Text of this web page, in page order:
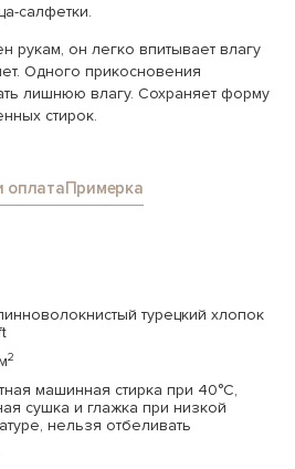
салфетки.
рукам, он легко впитывает влагу
Одного прикосновения
лишнюю влагу. Сохраняет форму
стирок.
оплатаПримерка
турецкий хлопок
2
машинная стирка при 40°C,
сушка и глажка при низкой
нельзя отбеливать